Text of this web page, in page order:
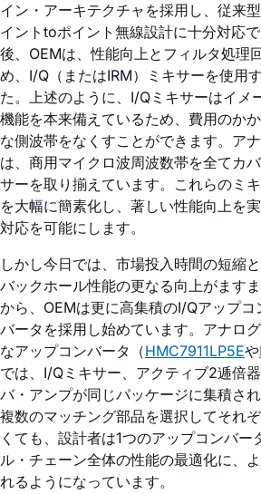
イン・アーキテクチャを採用し、従来
イントtoポイント無線設計に十分対応
後、OEMは、性能向上とフィルタ処理
め、I/Q（またはIRM）ミキサーを使用
た。上述のように、I/Qミキサーはイメ
機能を本来備えているため、費用のか
な側波帯をなくすことができます。ア
は、商用マイクロ波周波数帯を全てカ
サーを取り揃えています。これらのミ
を大幅に簡素化し、著しい性能向上を
対応を可能にします。
しかし今日では、市場投入時間の短縮
バックホール性能の更なる向上がます
から、OEMは更に高集積のI/Qアップ
バータを採用し始めています。アナロ
なアップコンバータ（HMC7911LP5Eや
では、I/Qミキサー、アクティブ2逓倍
バ・アンプが同じパッケージに集積さ
複数のマッチング部品を選択してそれ
くても、設計者は1つのアップコンバー
ル・チェーン全体の性能の最適化に、
れるようになっています。